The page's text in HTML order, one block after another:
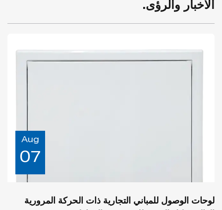
الأخبار والرؤى.
Aug
07
لوحات الوصول للمباني التجارية ذات الحركة المرورية